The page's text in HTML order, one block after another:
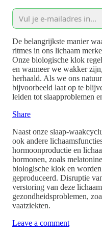
De belangrijkste manier
ritmes in ons lichaam
Onze biologische klok
en wanneer we wakker
herhaald. Als we ons
bijvoorbeeld laat op te
leiden tot slaapproblemen
Share
Naast onze slaap-
ook andere
hormoonproductie en
hormonen, zoals
biologische klok en
geproduceerd. Disruptie
verstoring van deze
gezondheidsproblemen,
vaatziekten.
Leave a comment